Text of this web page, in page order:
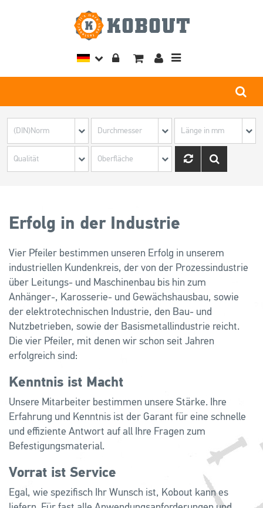
Toggle
Erfolg in der Industrie
Vier Pfeiler bestimmen unseren Erfolg in unserem
industriellen Kundenkreis, der von der Prozessindustrie
über Leitungs- und Maschinenbau bis hin zum
Anhänger-, Karosserie- und Gewächshausbau, sowie
der elektrotechnischen Industrie, den Bau- und
Nutzbetrieben, sowie der Basismetallindustrie reicht.
Die vier Pfeiler, mit denen wir schon seit Jahren
erfolgreich sind:
Kenntnis ist Macht
Unsere Mitarbeiter bestimmen unsere Stärke. Ihre
Erfahrung und Kenntnis ist der Garant für eine schnelle
und effiziente Antwort auf all Ihre Fragen zum
Befestigungsmaterial.
Vorrat ist Service
Egal, wie spezifisch Ihr Wunsch ist, Kobout kann es